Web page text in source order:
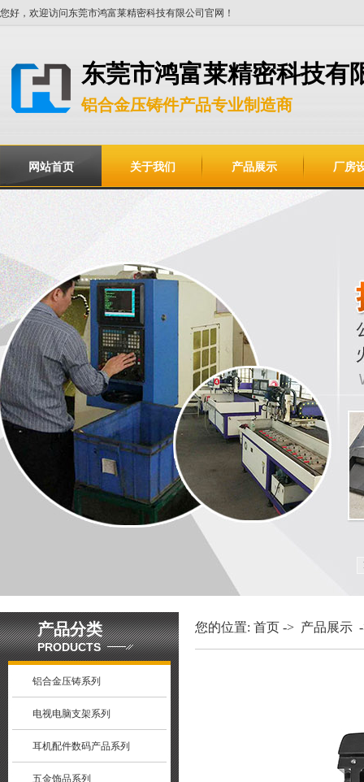
您好，欢迎访问东莞市鸿富莱精密科技有限公司官网！
东莞市鸿富莱精密科技有
铝合金压铸件产品专业制造商
网站首页 关于我们 产品展示 厂房
产品分类
PRODUCTS
铝合金压铸系列
电视电脑支架系列
耳机配件数码产品系列
五金饰品系列
您的位置: 首页 -> 产品展示